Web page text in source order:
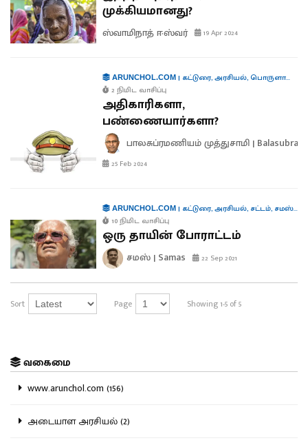
முக்கியமானது?
ஸ்வாமிநாத் ஈஸ்வர் 19 Apr 2024
ARUNCHOL.COM| கட்டுரை,அரசியல்,பொருளாதாரம்
2 நிமிட வாசிப்பு
அதிகாரிகளா,
பண்ணையார்களா?
பாலசுப்ரமணியம் முத்துசாமி |
25 Feb 2024
ARUNCHOL.COM| கட்டுரை,அரசியல், சட்டம், சமஸ் கட்டுரை
10 நிமிட வாசிப்பு
ஒரு தாயின் போராட்டம்
சமஸ் | Samas 22 Sep 2021
Sort Page Showing 1-5 of 5
வகைமை
www.arunchol.com (156)
அடையாள அரசியல் (2)